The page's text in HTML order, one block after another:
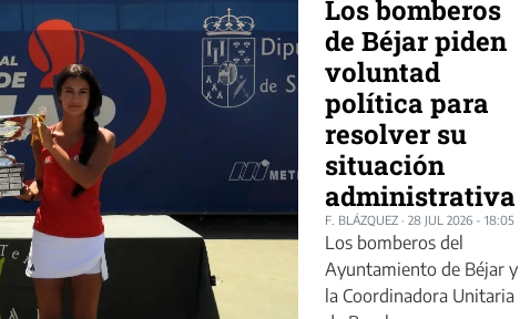
Los bomberos
de Béjar piden
voluntad
política para
resolver su
situación
administrativa
F. BLÁZQUEZ ·28 JUL 2026 - 18:05
Los bomberos del
Ayuntamiento de Béjar y
la Coordinadora Unitaria